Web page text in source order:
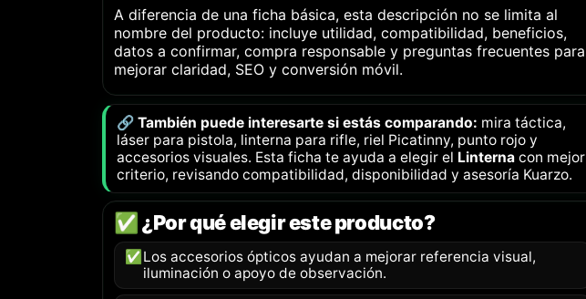
A diferencia de una ficha básica, esta descripción no se limita al
nombre del producto: incluye utilidad, compatibilidad, beneficios,
datos a confirmar, compra responsable y preguntas frecuentes para
mejorar claridad, SEO y conversión móvil.
🔗 También puede interesarte si estás comparando: mira táctica,
láser para pistola, linterna para rifle, riel Picatinny, punto rojo y
accesorios visuales. Esta ficha te ayuda a elegir el Linterna con mejor
criterio, revisando compatibilidad, disponibilidad y asesoría Kuarzo.
✅ ¿Por qué elegir este producto?
✅ Los accesorios ópticos ayudan a mejorar referencia visual,
iluminación o apoyo de observación.